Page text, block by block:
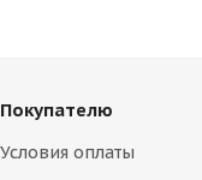
Покупателю
Условия оплаты